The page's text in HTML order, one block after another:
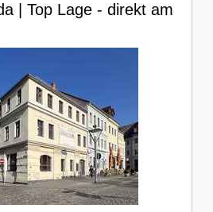
| Top Lage - direkt am